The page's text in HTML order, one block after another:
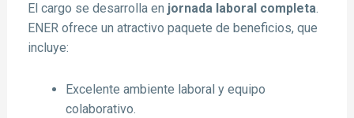
El cargo se desarrolla en jornada laboral completa.
ENER ofrece un atractivo paquete de beneficios, que
incluye:
Excelente ambiente laboral y equipo
colaborativo.